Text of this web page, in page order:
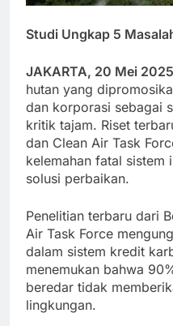
Studi Ungkap 5
JAKARTA, 20 Mei 2025
hutan yang
dan korporasi sebagai
kritik tajam. Riset
dan Clean Air Task
kelemahan fatal sistem
solusi perbaikan.
Penelitian terbaru dari
Air Task Force
dalam sistem kredit
menemukan bahwa
beredar tidak
lingkungan.